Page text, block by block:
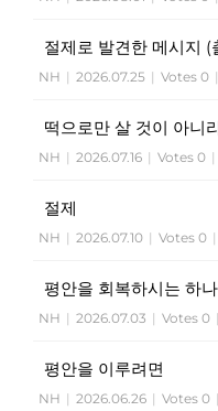
절제로 발견한 메시지 (
NH | 2026.07.25 | Votes 0 |
떡으로만 살 것이 아니
NH | 2026.07.16 | Votes 0 |
절제
NH | 2026.07.10 | Votes 0 |
평안을 회복하시는 하
NH | 2026.07.03 | Votes 0 |
평안을 이루려면
NH | 2026.06.26 | Votes 0 |